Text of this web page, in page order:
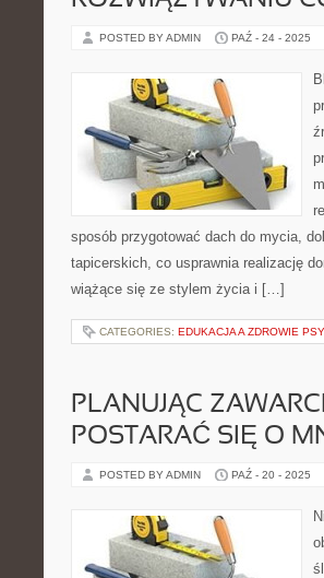
POSTED BY ADMIN PAŹ - 24 - 2025
sposób przygotować dach do mycia,
tapicerskich, co usprawnia realizację
wiążące się ze stylem życia i […]
CATEGORIES: EDUKACJA A ZDROWIE
PLANUJĄC
POSTARAĆ SIĘ O
POSTED BY ADMIN PAŹ - 20 - 2025